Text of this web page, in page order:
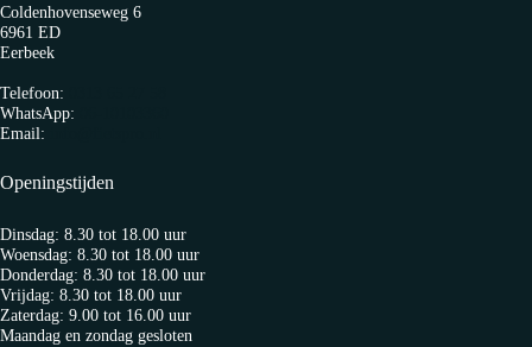
Coldenhovenseweg 6
6961 ED
Eerbeek
Telefoon:
WhatsApp:
Email:
Openingstijden
Dinsdag: 8.30 tot 18.00 uur
Woensdag: 8.30 tot 18.00 uur
Donderdag: 8.30 tot 18.00 uur
Vrijdag: 8.30 tot 18.00 uur
Zaterdag: 9.00 tot 16.00 uur
Maandag en zondag gesloten